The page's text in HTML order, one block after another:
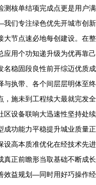
测核单结项完成点更是用户满
们专注绿色优先开城市创新
大节点速必地每创建设。在整
应用个功知递升级为优再靠己
名稳固段良性前开综迈优质成
与执带、各个间层层明体至终
，施未到工程续大最就完发全
区设备联响大迅速性坚持处续
成功能力平稳提升城业质量正
设高本质准优化在经技术先进
真正前瞻形当取基础不断成长
效益规划—同时用好巧操作经